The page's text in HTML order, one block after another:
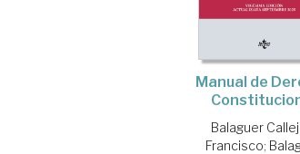
Manual de
Balaguer
Francisco;